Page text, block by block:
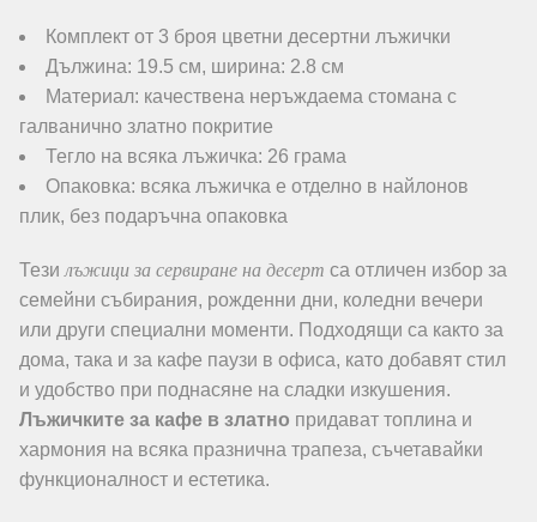
Комплект от 3 броя цветни десертни лъжички
Дължина: 19.5 см, ширина: 2.8 см
Материал: качествена неръждаема стомана с
галванично златно покритие
Тегло на всяка лъжичка: 26 грама
Опаковка: всяка лъжичка е отделно в найлонов
плик, без подаръчна опаковка
Тези лъжици за сервиране на десерт са отличен избор за
семейни събирания, рожденни дни, коледни вечери
или други специални моменти. Подходящи са както за
дома, така и за кафе паузи в офиса, като добавят стил
и удобство при поднасяне на сладки изкушения.
Лъжичките за кафе в златно придават топлина и
хармония на всяка празнична трапеза, съчетавайки
функционалност и естетика.